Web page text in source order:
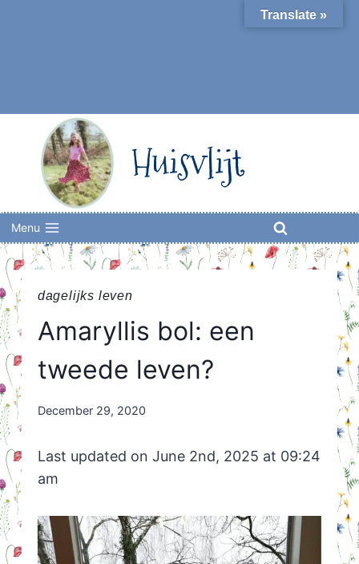
Huisvlijt
Menu
dagelijks leven
Amaryllis bol: een
tweede leven?
By
December 29, 2020
Last updated on June 2nd, 2025 at 09:24
am
Translate »